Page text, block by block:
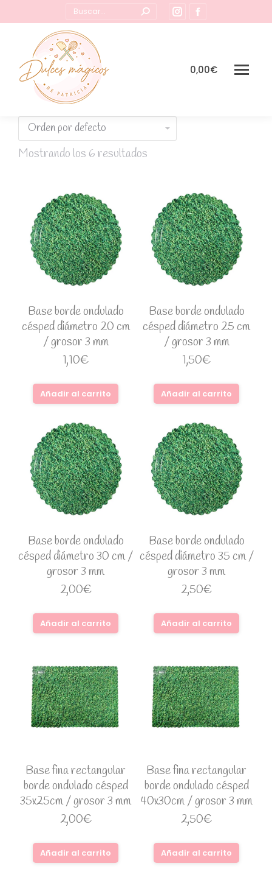
Buscar:
Instagram
page
new
page
in
0,00€
Mostrando los 6 resultados
Base borde ondulado
césped diámetro 20 cm
/ grosor 3 mm
1,10€
Añadir al carrito
Base borde ondulado
césped diámetro 25 cm
/ grosor 3 mm
1,50€
Añadir al carrito
Base borde ondulado
césped diámetro 30 cm /
grosor 3 mm
2,00€
Añadir al carrito
Base borde ondulado
césped diámetro 35 cm /
grosor 3 mm
2,50€
Añadir al carrito
Base fina rectangular
borde ondulado césped
35x25cm / grosor 3 mm
2,00€
Añadir al carrito
Base fina rectangular
borde ondulado césped
40x30cm / grosor 3 mm
2,50€
Añadir al carrito